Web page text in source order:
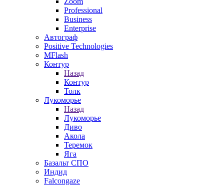
Professional
Business
Enterprise
Автограф
Positive Technologies
MFlash
Контур
Назад
Контур
Толк
Лукоморье
Назад
Лукоморье
Диво
Акола
Теремок
Яга
Базальт СПО
Индид
Falcongaze